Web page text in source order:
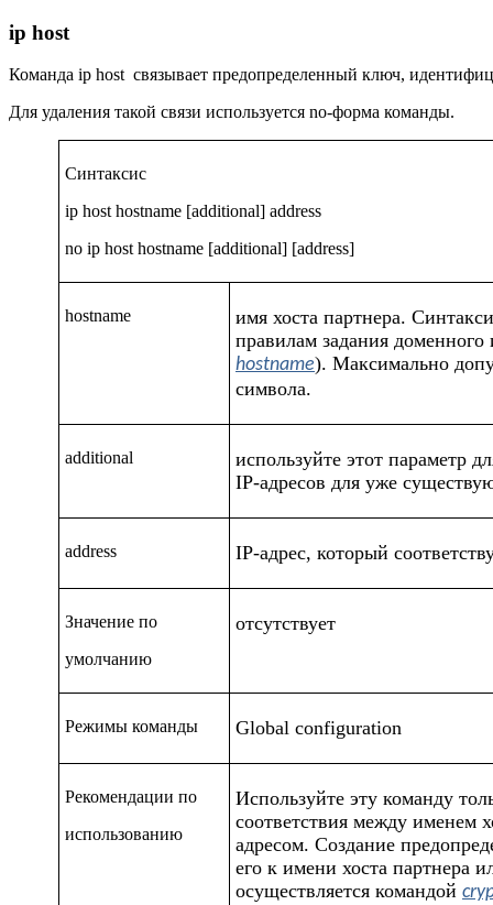
ip host
Команда ip host связывает предопределенный ключ,
Для удаления такой связи используется no-форма команды.
Синтаксис
ip host hostname [additional] address
no ip host hostname [additional] [address]
hostname
имя хоста партнера.
правилам задания
hostname). Максимально
символа.
additional
используйте этот параметр
IP-адресов для уже
address IP-адрес, который
Значение по
умолчанию
отсутствует
Режимы команды Global configuration
Рекомендации по
использованию
Используйте эту команду
соответствия между именем
адресом. Создание
его к имени хоста партнера
осуществляется командой